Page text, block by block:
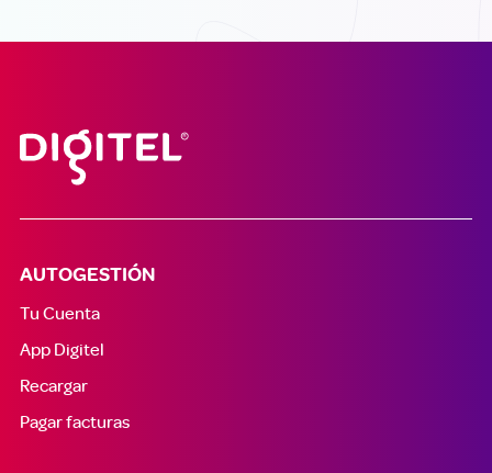
AUTOGESTIÓN
Tu Cuenta
App Digitel
Recargar
Pagar facturas